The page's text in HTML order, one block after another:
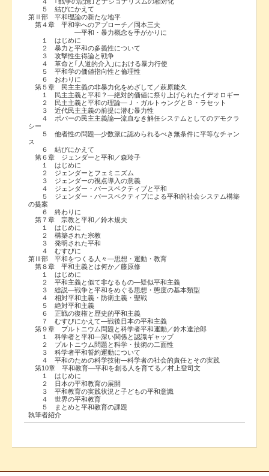
５ 結びにかえて
第Ⅱ部 平和理論の新たな地平
第４章 平和学へのアプローチ／岡本三夫
―平和・暴力概念を手がかりに
１ はじめに
２ 暴力と平和の多義性について
３ 攻撃性生得論と戦争
４ 革命と｢人道的介入｣における暴力行使
５ 平和学の価値指向性と倫理性
６ おわりに
第５章 民主主義の非暴力化をめざして／萩原能久
１ 民主主義と平和？―絶対的価値に祭り上げられたイデオロギー
２ 民主主義と平和の理論―Ｊ・ガルトゥングとＢ・ラセット
３ 近代民主主義の前提に潜む暴力性
４ ポパーの民主主義論―流血なき解任システムとしてのデモクラ
シー
５ 他者性の問題―少数派に認められるべき無条件に平等なチャン
ス
６ 結びにかえて
第６章 ジェンダーと平和／森玲子
１ はじめに
２ ジェンダーとフェミニズム
３ ジェンダーの視点導入の意義
４ ジェンダー・パースペクティブと平和
５ ジェンダー・パースペクティブによる平和的社会システム構築
の提案
６ 終わりに
第７章 宗教と平和／鈴木規夫
１ はじめに
２ 構築された宗教
３ 発明された平和
４ むすびに
第Ⅲ部 平和をつくる人々―思想・運動・教育
第８章 平和主義とは何か／藤原修
１ はじめに
２ 平和主義と似て非なるもの―疑似平和主義
３ 総説―戦争と平和をめぐる思想・態度の基本類型
４ 相対平和主義・防衛主義・聖戦
５ 絶対平和主義
６ 正戦の復権と歴史的平和主義
７ むすびにかえて―戦後日本の平和主義
第９章 プルトニウム問題と科学者平和運動／鈴木達治郎
１ 科学者と平和―深い関係と認識ギャップ
２ プルトニウム問題と科学・技術の二面性
３ 科学者平和誓約運動について
４ 平和のための科学技術―科学者の社会的責任とその実践
第10章 平和教育―平和を創る人を育てる／村上登司文
１ はじめに
２ 日本の平和教育の展開
３ 平和教育の実践状況と子どもの平和意識
４ 世界の平和教育
５ まとめと平和教育の課題
執筆者紹介